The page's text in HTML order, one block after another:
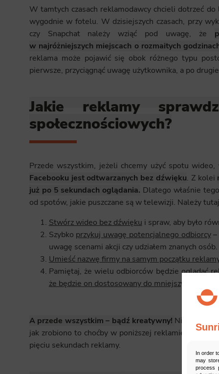
In order
may
process
W tamtych czasach reklamodawcy chcieli dotrzeć
wygodnie w fotelu. W dzisiejszych czasach, przy
czy Snapchat należy wziąć pod uwagę, że
w najróżniejszych miejscach o rozmaitych
reklama może pojawić się obok różnego typu
pierwsze, przyciągnąć uwagę użytkownika, a po
Jakie reklamy
społecznościowych?
Przede wszystkim, jeżeli chcemy użyć spotu
Facebooku jest odtwarzanych bez dźwięku. Z kolei
już po 5 sekundach oglądania. Dlatego właśnie
od spotów, jakie puszczane są w telewizji. Należy
Stwórz wideo bez dźwiękui spraw, aby było
Szybko przykuj uwagę potencjalnego odbiorcy–
uwagę scenami akcji czy udziałem znanych osób.
Umieść nazwę firmy na samym początku
Pamiętaj, że wielu odbiorców będzie oglądać
że będzie on dostosowany do mniejszych
A przede wszystkim – bądź kreatywny! Nie walcz z
jak zrobiono to choćby w poniższej reklamie –
pięciu sekundach reklamy.